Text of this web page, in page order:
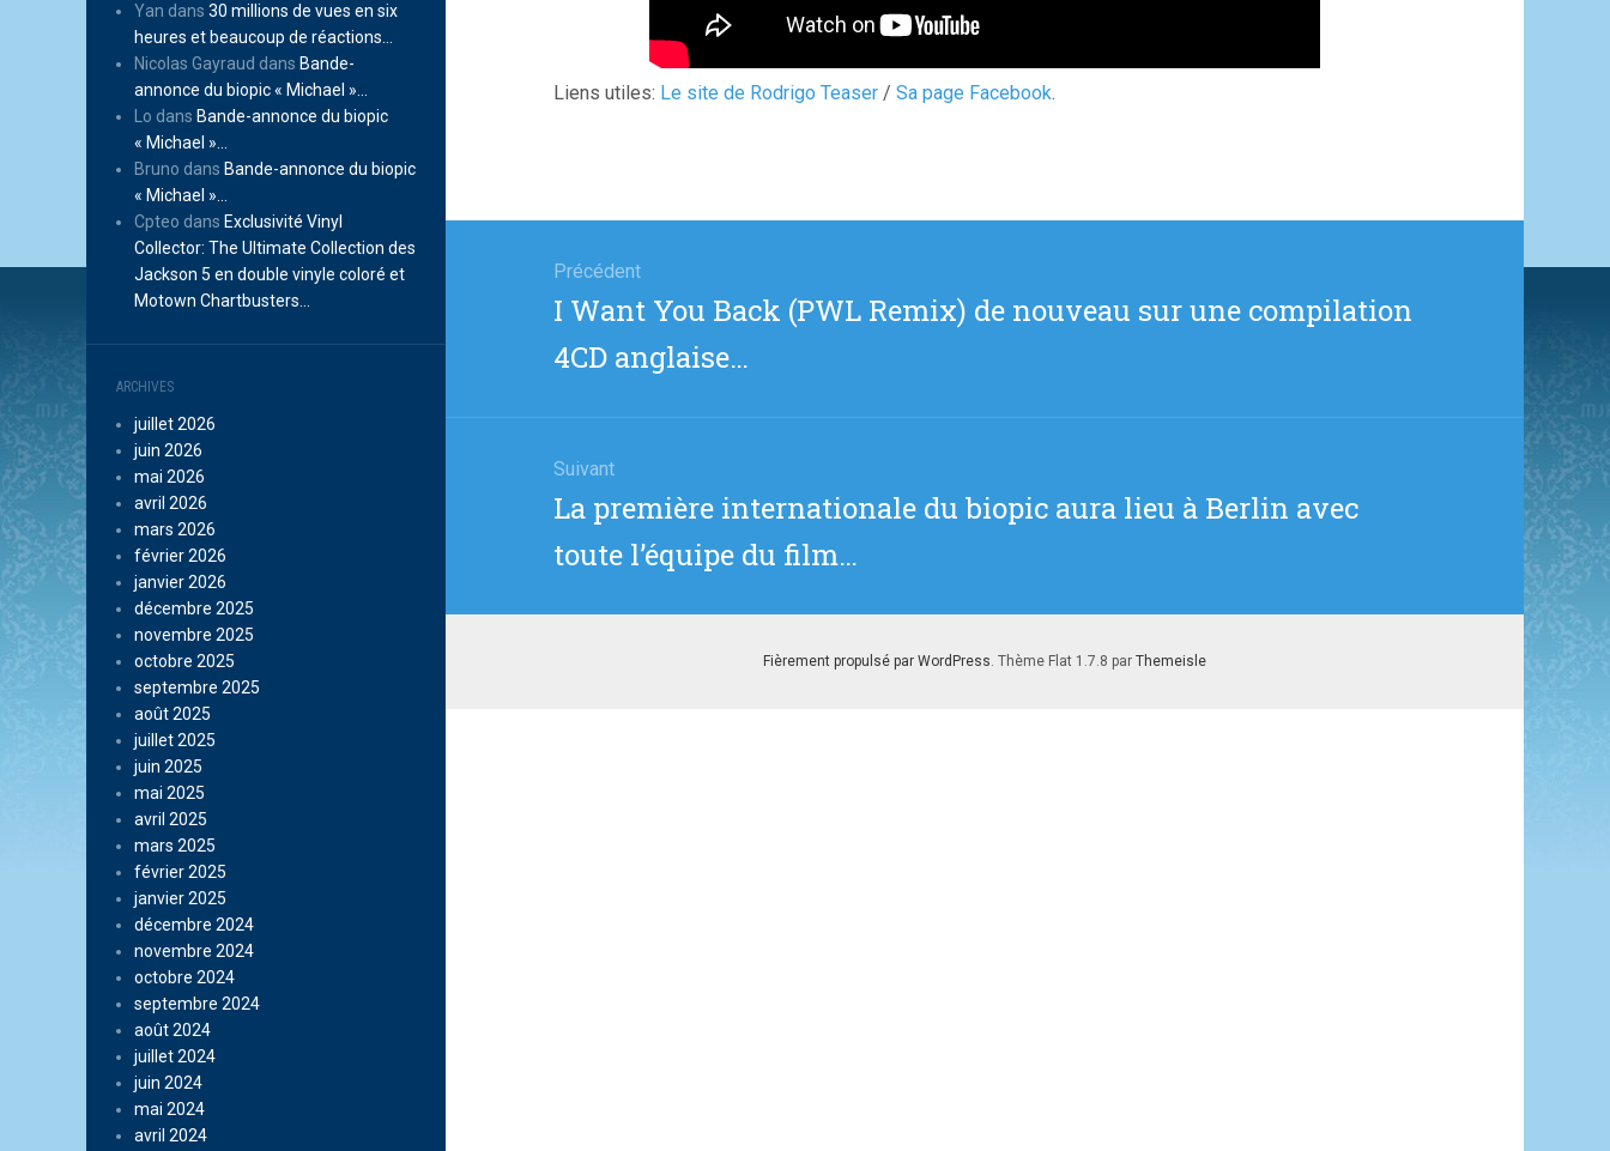
Yan dans 30 millions de vues en six
heures et beaucoup de réactions…
Nicolas Gayraud dans Bande-
annonce du biopic « Michael »…
Lo dans Bande-annonce du biopic
« Michael »…
Bruno dans Bande-annonce du biopic
« Michael »…
Cpteo dans Exclusivité Vinyl
Collector: The Ultimate Collection des
Jackson 5 en double vinyle coloré et
Motown Chartbusters…
ARCHIVES
juillet 2026
juin 2026
mai 2026
avril 2026
mars 2026
février 2026
janvier 2026
décembre 2025
novembre 2025
octobre 2025
septembre 2025
août 2025
juillet 2025
juin 2025
mai 2025
avril 2025
mars 2025
février 2025
janvier 2025
décembre 2024
novembre 2024
octobre 2024
septembre 2024
août 2024
juillet 2024
juin 2024
mai 2024
avril 2024
Liens utiles: Le site de Rodrigo Teaser / Sa page Facebook.
l’article
Précédent
Article
:
I Want You Back (PWL Remix) de nouveau sur une compilation
4CD anglaise…
Suivant
Article
suivant
La première internationale du biopic aura lieu à Berlin avec
toute l’équipe du film…
Fièrement propulsé par WordPress. Thème Flat 1.7.8 par Themeisle